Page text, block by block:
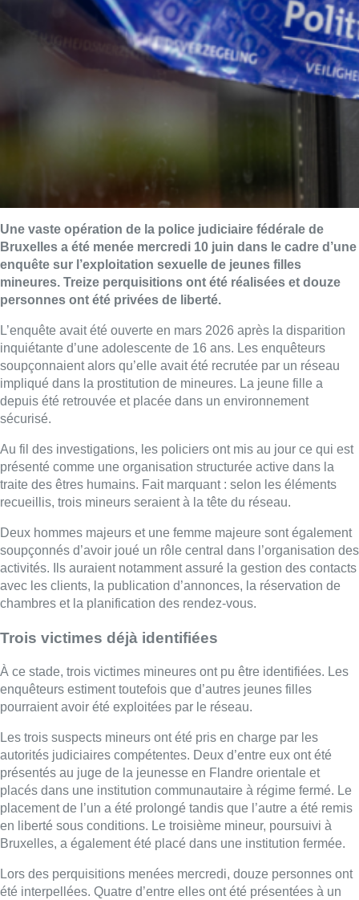
Une vaste opération de la police judiciaire fédérale de
Bruxelles a été menée mercredi 10 juin dans le cadre d’une
enquête sur l’exploitation sexuelle de jeunes filles
mineures. Treize perquisitions ont été réalisées et douze
personnes ont été privées de liberté.
L’enquête avait été ouverte en mars 2026 après la disparition
inquiétante d’une adolescente de 16 ans. Les enquêteurs
soupçonnaient alors qu’elle avait été recrutée par un réseau
impliqué dans la prostitution de mineures. La jeune fille a
depuis été retrouvée et placée dans un environnement
sécurisé.
Au fil des investigations, les policiers ont mis au jour ce qui est
présenté comme une organisation structurée active dans la
traite des êtres humains. Fait marquant : selon les éléments
recueillis, trois mineurs seraient à la tête du réseau.
Deux hommes majeurs et une femme majeure sont également
soupçonnés d’avoir joué un rôle central dans l’organisation des
activités. Ils auraient notamment assuré la gestion des contacts
avec les clients, la publication d’annonces, la réservation de
chambres et la planification des rendez-vous.
Trois victimes déjà identifiées
À ce stade, trois victimes mineures ont pu être identifiées. Les
enquêteurs estiment toutefois que d’autres jeunes filles
pourraient avoir été exploitées par le réseau.
Les trois suspects mineurs ont été pris en charge par les
autorités judiciaires compétentes. Deux d’entre eux ont été
présentés au juge de la jeunesse en Flandre orientale et
placés dans une institution communautaire à régime fermé. Le
placement de l’un a été prolongé tandis que l’autre a été remis
en liberté sous conditions. Le troisième mineur, poursuivi à
Bruxelles, a également été placé dans une institution fermée.
Lors des perquisitions menées mercredi, douze personnes ont
été interpellées. Quatre d’entre elles ont été présentées à un